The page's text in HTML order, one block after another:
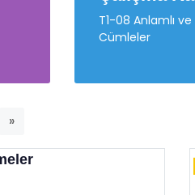
T1-08 Anlamlı ve
Cümleler
»